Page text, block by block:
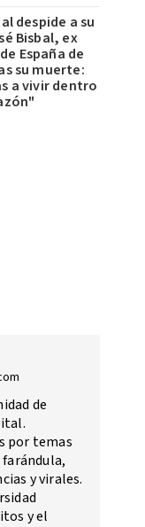
despide a su
Bisbal, ex
España de
su muerte:
a vivir dentro
de
por temas
y virales.
y el